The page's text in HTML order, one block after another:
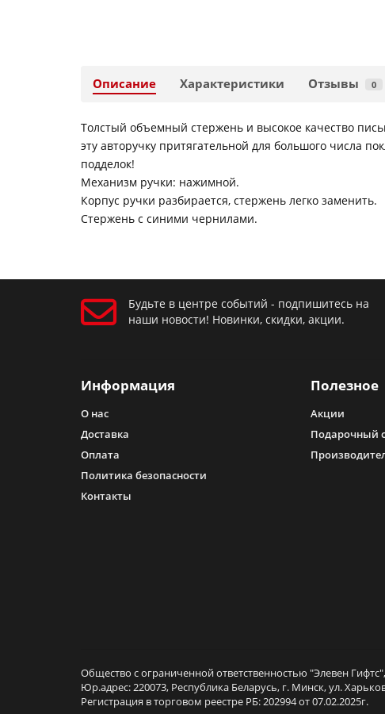
Описание Характеристики Отзывы 0
Толстый объемный стержень и высокое качество
эту авторучку притягательной для большого числа
подделок!
Механизм ручки: нажимной.
Корпус ручки разбирается, стержень легко заменить.
Стержень с синими чернилами.
Будьте в центре событий - подпишитесь на
наши новости! Новинки, скидки, акции.
Информация
О нас
Доставка
Оплата
Политика безопасности
Контакты
Полезное
Акции
Подарочный
Общество с ограниченной ответственностью "Элевен
Юр.адрес: 220073, Республика Беларусь, г. Минск, ул.
Регистрация в торговом реестре РБ: 202994 от 07.02.2025г.